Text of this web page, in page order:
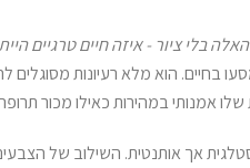
בלי ציור - איזה חיים טרגיים
בחיים. הוא מלא רעיונות
אמנותי במהירות כאילו מכור
אך אותנטית. השילוב של